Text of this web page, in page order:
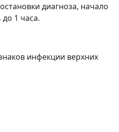
диагноза, начало
1 часа.
инфекции верхних